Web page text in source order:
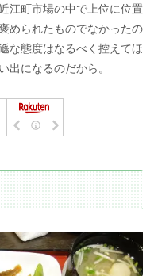
江町市場の中で上位に位置
められたものでなかったの
な態度はなるべく控えてほ
出になるのだから。